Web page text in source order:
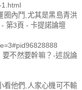
圈內鬥,尤其是黑島青洪
第3頁 - 卡提諾論壇
不然要幹嘛？-述說論
看他們,人家心機可不輸